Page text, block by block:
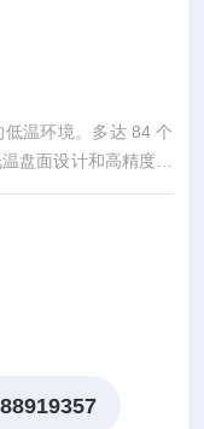
温环境。多达 84 个
盘面设计和高精度的
± 0.1 ℃ 。手动或自
提供任意搅拌点位的